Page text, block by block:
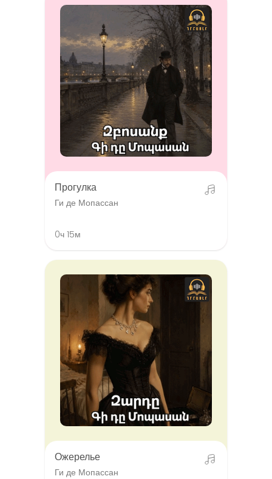
Прогулка
Ги де Мопассан
0ч 15м
Ожерелье
Ги де Мопассан